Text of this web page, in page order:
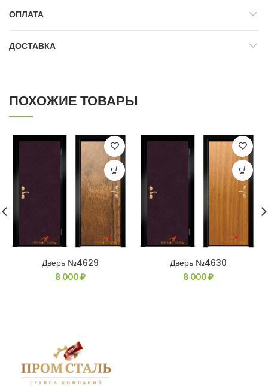
ОПЛАТА
ДОСТАВКА
ПОХОЖИЕ ТОВАРЫ
Дверь №4629
8 000₽
Дверь №4630
8 000₽